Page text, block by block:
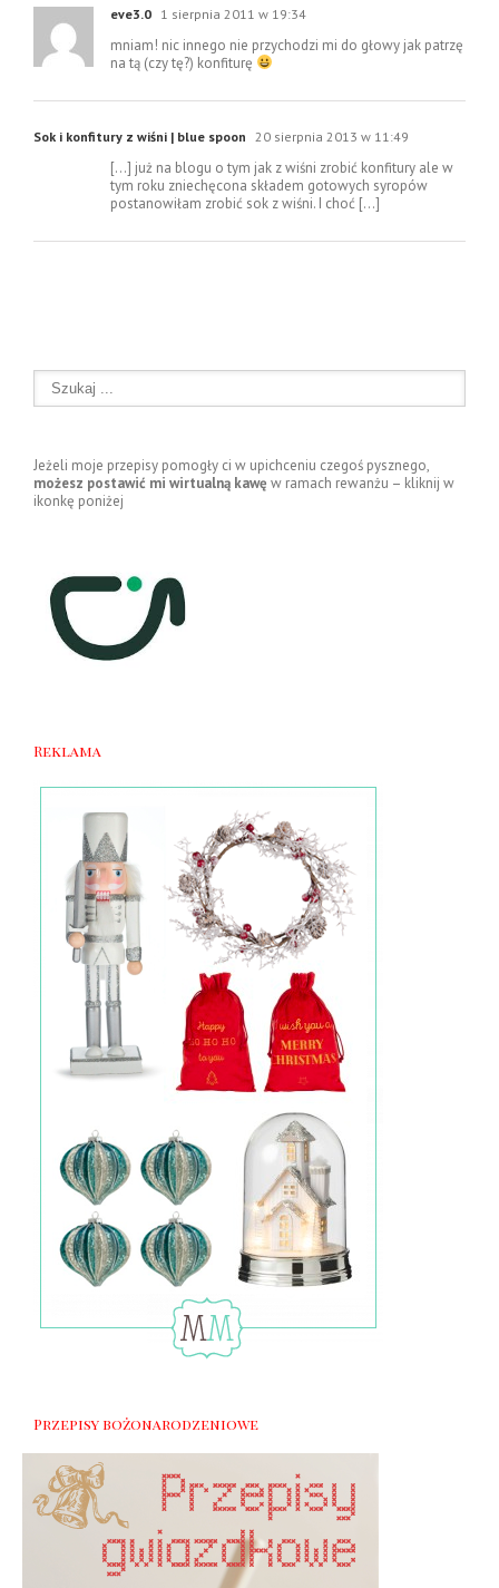
eve3.0 1 sierpnia 2011 w 19:34
mniam! nic innego nie przychodzi mi do głowy jak patrzę
na tą (czy tę?) konfiturę
Sok i konfitury z wiśni | blue spoon 20 sierpnia 2013 w 11:49
[…] już na blogu o tym jak z wiśni zrobić konfitury ale w
tym roku zniechęcona składem gotowych syropów
postanowiłam zrobić sok z wiśni. I choć […]
Jeżeli moje przepisy pomogły ci w upichceniu czegoś pysznego,
możesz postawić mi wirtualną kawę w ramach rewanżu – kliknij w
ikonkę poniżej
Reklama
Przepisy bożonarodzeniowe